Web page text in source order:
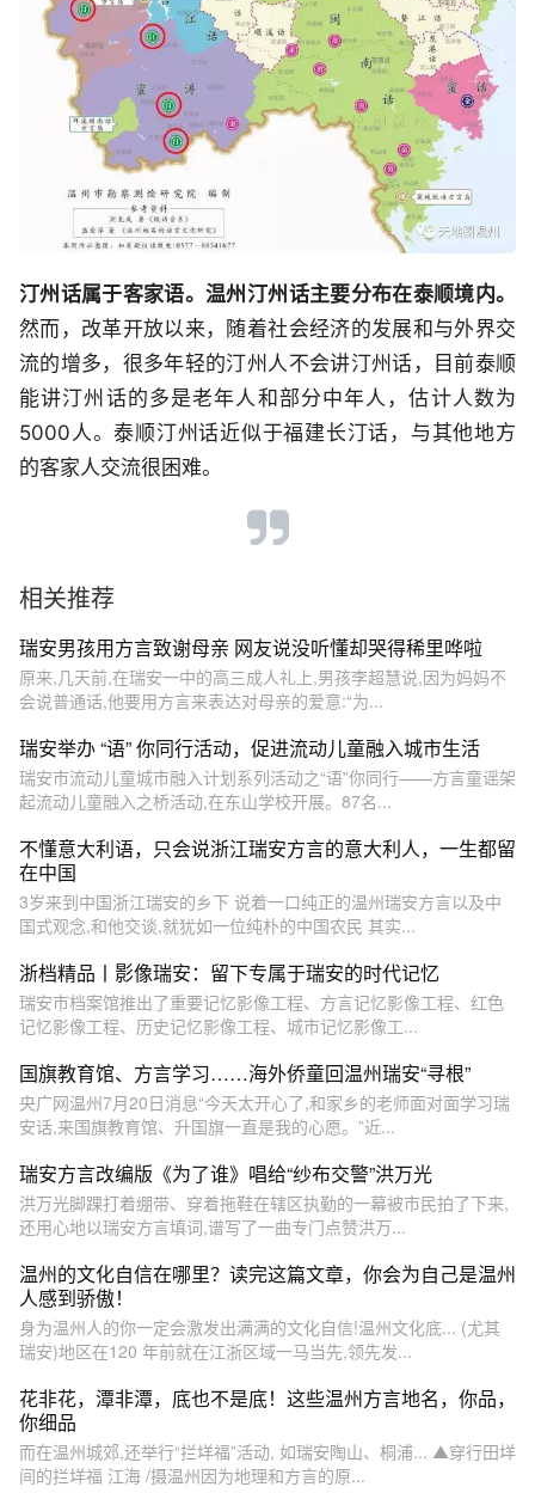
汀州话属于客家语。温州汀州话主要分布在泰顺境内。
然而，改革开放以来，随着社会经济的发展和与外界交
流的增多，很多年轻的汀州人不会讲汀州话，目前泰顺
能讲汀州话的多是老年人和部分中年人，估计人数为
5000人。泰顺汀州话近似于福建长汀话，与其他地方
的客家人交流很困难。
相关推荐
瑞安男孩用方言致谢母亲 网友说没听懂却哭得稀里哗啦
原来,几天前,在瑞安一中的高三成人礼上,男孩李超慧说,因为妈妈不
会说普通话,他要用方言来表达对母亲的爱意:“为...
瑞安举办 “语” 你同行活动，促进流动儿童融入城市生活
瑞安市流动儿童城市融入计划系列活动之“语”你同行——方言童谣架
起流动儿童融入之桥活动,在东山学校开展。87名...
不懂意大利语，只会说浙江瑞安方言的意大利人，一生都留
在中国
3岁来到中国浙江瑞安的乡下 说着一口纯正的温州瑞安方言以及中
国式观念,和他交谈,就犹如一位纯朴的中国农民 其实...
浙档精品丨影像瑞安：留下专属于瑞安的时代记忆
瑞安市档案馆推出了重要记忆影像工程、方言记忆影像工程、红色
记忆影像工程、历史记忆影像工程、城市记忆影像工...
国旗教育馆、方言学习……海外侨童回温州瑞安“寻根”
央广网温州7月20日消息“今天太开心了,和家乡的老师面对面学习瑞
安话,来国旗教育馆、升国旗一直是我的心愿。”近...
瑞安方言改编版《为了谁》唱给“纱布交警”洪万光
洪万光脚踝打着绷带、穿着拖鞋在辖区执勤的一幕被市民拍了下来,
还用心地以瑞安方言填词,谱写了一曲专门点赞洪万...
温州的文化自信在哪里？读完这篇文章，你会为自己是温州
人感到骄傲！
身为温州人的你一定会激发出满满的文化自信!温州文化底... (尤其
瑞安)地区在120 年前就在江浙区域一马当先,领先发...
花非花，潭非潭，底也不是底！这些温州方言地名，你品，
你细品
而在温州城郊,还举行“拦垟福”活动, 如瑞安陶山、桐浦... ▲穿行田垟
间的拦垟福 江海 /摄温州因为地理和方言的原...